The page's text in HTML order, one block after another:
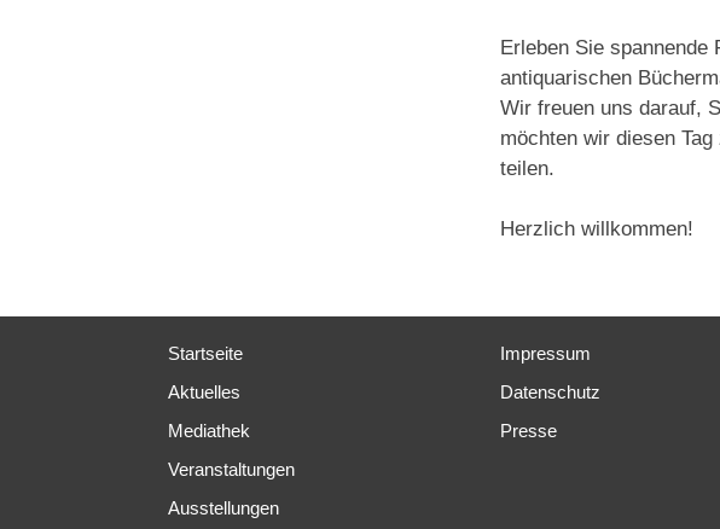
Erleben Sie spannende
antiquarischen
Wir freuen uns darauf,
möchten wir diesen
teilen.
Herzlich willkommen!
Startseite
Aktuelles
Mediathek
Veranstaltungen
Ausstellungen
Impressum
Datenschutz
Presse